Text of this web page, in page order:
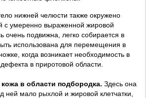
нижней челюсти также окружено
с умеренно выраженной жировой
очень подвижна, легко собирается в
использована для перемещения в
когда возникает необходимость в
в приротовой области.
в области подбородка. Здесь она
ней мало рыхлой и жировой клетчатки,